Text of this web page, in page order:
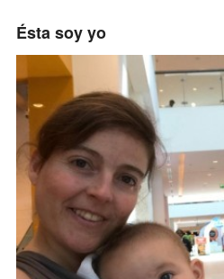
Ésta soy yo